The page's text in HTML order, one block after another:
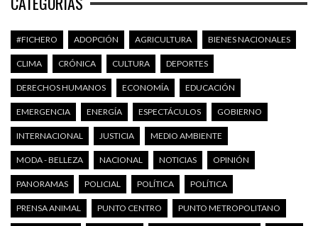
#FICHERO ADOPCIÓN AGRICULTURA BIENES NACIONALES
CLIMA CRÓNICA CULTURA DEPORTES
DERECHOS HUMANOS ECONOMÍA EDUCACIÓN
EMERGENCIA ENERGÍA ESPECTÁCULOS GOBIERNO
INTERNACIONAL JUSTICIA MEDIO AMBIENTE
MODA - BELLEZA NACIONAL NOTICIAS OPINIÓN
PANORAMAS POLICIAL POLÍTICA POLÍTICA
PRENSA ANIMAL PUNTO CENTRO PUNTO METROPOLITANO